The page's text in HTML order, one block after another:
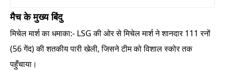
मैच के मुख्य बिंदु
मिचेल मार्श का धमाका:- LSG की ओर से मिचेल मार्श ने शानदार 111 रनों
(56 गेंद) की शतकीय पारी खेली, जिसने टीम को विशाल स्कोर तक
पहुँचाया।